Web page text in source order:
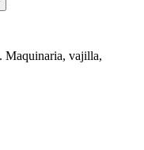
Maquinaria, vajilla,